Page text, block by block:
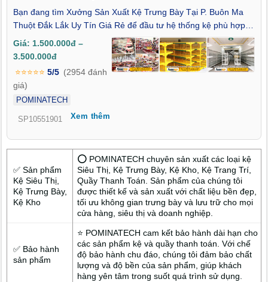
Bạn đang tìm Xưởng Sản Xuất Kệ Trưng Bày Tại P. Buôn Ma
Thuột Đắk Lắk Uy Tín Giá Rẻ để đầu tư hệ thống kệ phù hợp
cho cửa hàng, siêu thị mini hoặc mô hình bán lẻ tại khu vực
trung tâm? Trong bối cảnh mặt bằng kinh doanh cần được khai
thác tối đa, việc lựa chọn kệ trưng bày đúng công năng sẽ giúp
không gian gọn gàng và nâng cao hiệu quả vận hành. Tại P.
Buôn Ma Thuột, Đắk Lắk, nhiều chủ cửa hàng đang ưu tiên làm
việc trực tiếp với xưởng sản xuất để chủ động thiết kế và kiểm
soát chi phí. POMINATECH là xưởng sản xuất kệ trưng bày
Giá: 1.500.000đ –
3.500.000đ
⭐⭐⭐⭐⭐ 5/5 (2954 đánh
giá)
POMINATECH
SP10551901 Xem thêm
✅ Sản phẩm
Kệ Siêu Thị,
Kệ Trưng Bày,
Kệ Kho
⭕ POMINATECH chuyên sản xuất các loại kệ
Siêu Thị, Kệ Trưng Bày, Kệ Kho, Kệ Trang Trí,
Quầy Thanh Toán. Sản phẩm của chúng tôi
được thiết kế và sản xuất với chất liệu bền đẹp,
tối ưu không gian trưng bày và lưu trữ cho mọi
cửa hàng, siêu thị và doanh nghiệp.
✅ Bảo hành
sản phẩm
⭐ POMINATECH cam kết bảo hành dài hạn cho
các sản phẩm kệ và quầy thanh toán. Với chế
độ bảo hành chu đáo, chúng tôi đảm bảo chất
lượng và độ bền của sản phẩm, giúp khách
hàng yên tâm trong suốt quá trình sử dụng.